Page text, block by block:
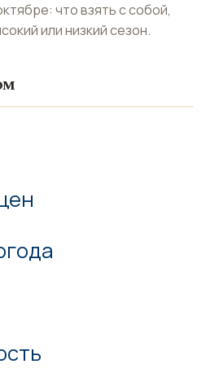
что взять с собой,
или низкий сезон.